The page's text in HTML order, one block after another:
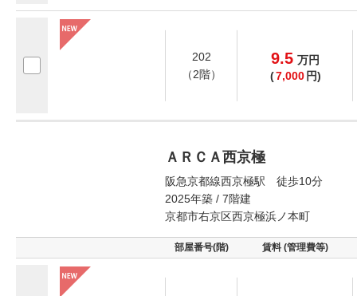
202
（2階）
9.5 万円
(7,000 円)
ＡＲＣＡ西京極
阪急京都線西京極駅 徒歩10分
2025年築 / 7階建
京都市右京区西京極浜ノ本町
部屋番号(階) 賃料 (管理費等)